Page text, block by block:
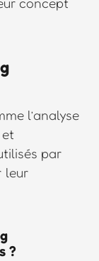
l’analyse
par
leur
?